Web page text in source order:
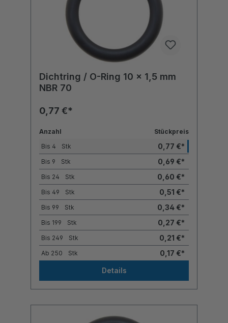
Dichtring / O-Ring 10 x 1,5 mm
NBR 70
0,77 €*
Anzahl
Stückpreis
Bis 4 Stk 0,77 €*
Bis 9 Stk 0,69 €*
Bis 24 Stk 0,60 €*
Bis 49 Stk 0,51 €*
Bis 99 Stk 0,34 €*
Bis 199 Stk 0,27 €*
Bis 249 Stk 0,21 €*
Ab 250 Stk
0,17 €*
Details